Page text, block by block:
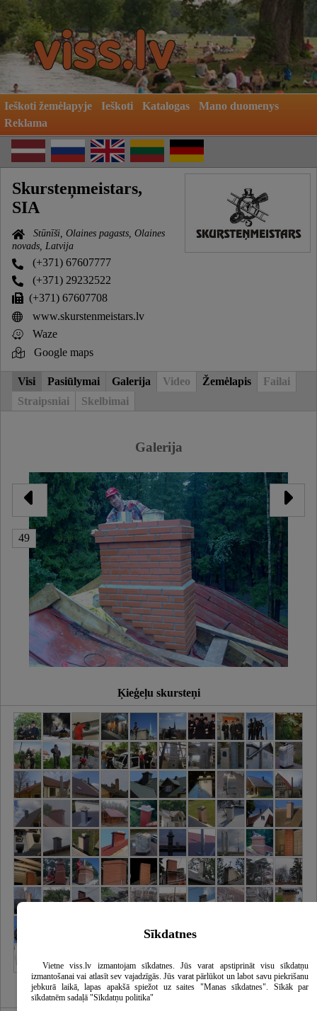
Ieškoti žemėlapyje Ieškoti Katalogas
Mano duomenys
Reklama
Skursteņmeistars,
SIA
Stūnīši, Olaines pagasts, Olaines
novads, Latvija
(+371) 67607777
(+371) 29232522
(+371) 67607708
www.skurstenmeistars.lv
Waze
Google maps
Visi Pasiūlymai Galerija Video Žemėlapis
Failai
Straipsniai
Skelbimai
Galerija
49
Ķieģeļu skursteņi
Sīkdatnes
Vietne viss.lv izmantojam sīkdatnes. Jūs varat apstiprināt visu sīkdatņu
izmantošanai vai atlasīt sev vajadzīgās. Jūs varat pārlūkot un labot savu piekrišanu
jebkurā laikā, lapas apakšā spiežot uz saites "Manas sīkdatnes". Sīkāk par
sīkdatnēm sadaļā "Sīkdatņu politika"